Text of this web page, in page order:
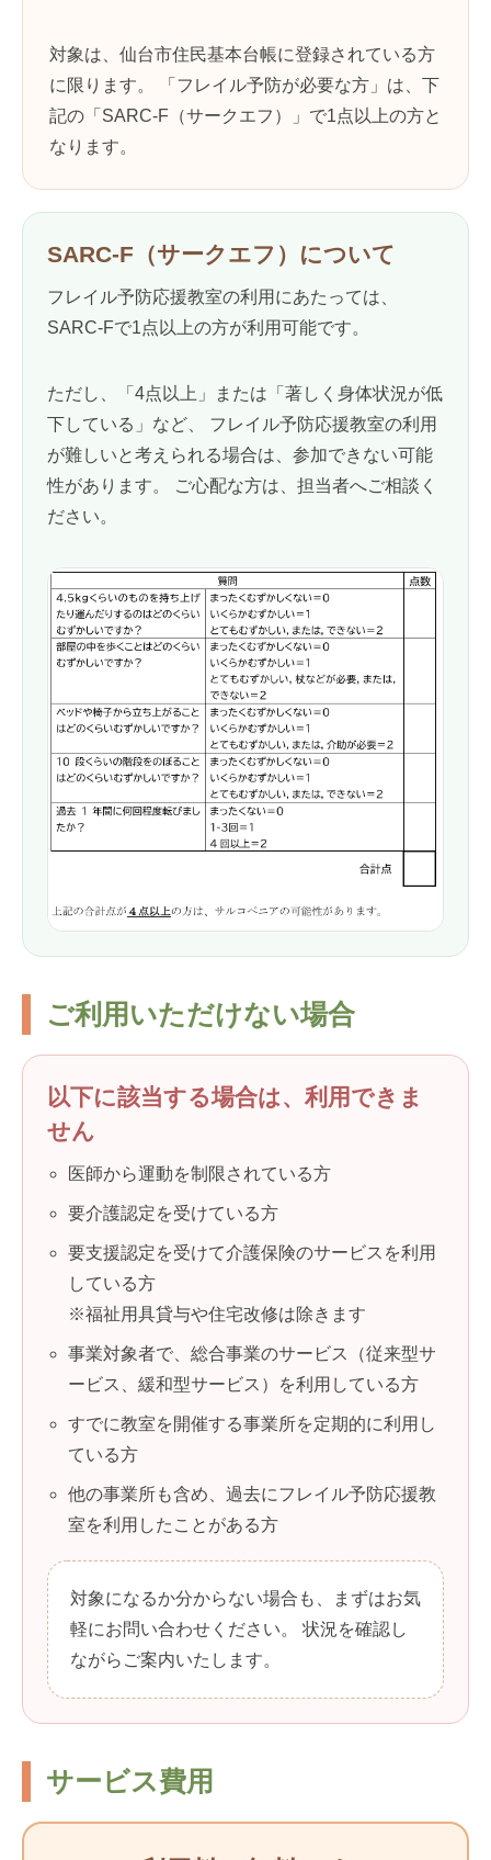
対象は、仙台市住民基本台帳に登録されている方
に限ります。 「フレイル予防が必要な方」は、下
記の「SARC-F（サークエフ）」で1点以上の方と
なります。
SARC-F（サークエフ）について
フレイル予防応援教室の利用にあたっては、
SARC-Fで1点以上の方が利用可能です。
ただし、「4点以上」または「著しく身体状況が低
下している」など、 フレイル予防応援教室の利用
が難しいと考えられる場合は、参加できない可能
性があります。 ご心配な方は、担当者へご相談く
ださい。
ご利用いただけない場合
以下に該当する場合は、利用できま
せん
医師から運動を制限されている方
要介護認定を受けている方
要支援認定を受けて介護保険のサービスを利用
している方
※福祉用具貸与や住宅改修は除きます
事業対象者で、総合事業のサービス（従来型サ
ービス、緩和型サービス）を利用している方
すでに教室を開催する事業所を定期的に利用し
ている方
他の事業所も含め、過去にフレイル予防応援教
室を利用したことがある方
対象になるか分からない場合も、まずはお気
軽にお問い合わせください。 状況を確認し
ながらご案内いたします。
サービス費用